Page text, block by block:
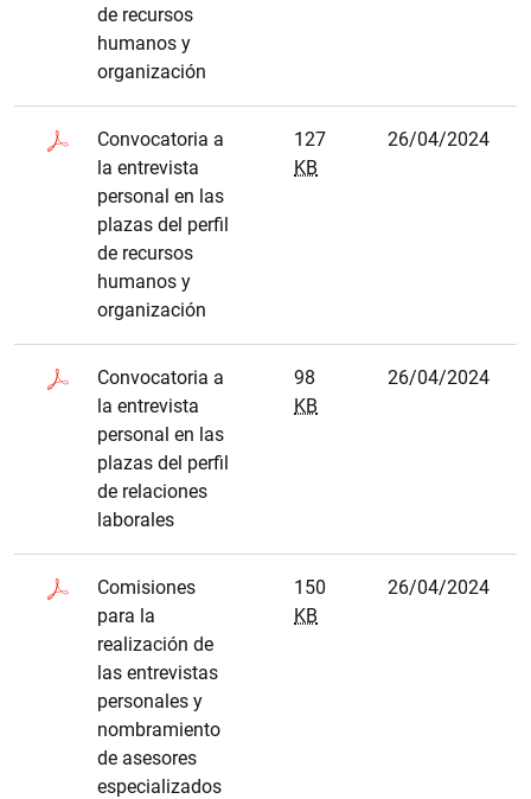
de recursos
humanos y
organización
Convocatoria a
la entrevista
personal en las
plazas del perfil
de recursos
humanos y
organización
127
KB
26/04/2024
Convocatoria a
la entrevista
personal en las
plazas del perfil
de relaciones
laborales
98
KB
26/04/2024
Comisiones
para la
realización de
las entrevistas
personales y
nombramiento
de asesores
especializados
150
KB
26/04/2024